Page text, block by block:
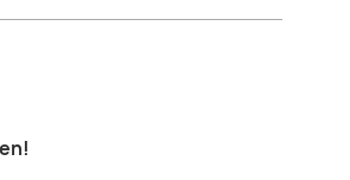
von 5 Sternen